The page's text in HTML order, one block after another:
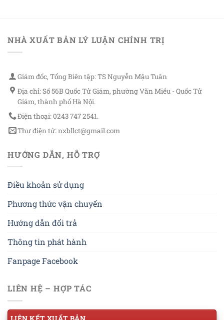
NHÀ XUẤT BẢN LÝ LUẬN CHÍNH TRỊ
Giám đốc, Tổng Biên tập: TS Nguyễn Mậu Tuân
Địa chỉ: Số 56B Quốc Tử Giám, phường Văn Miếu - Quốc Tử
Giám, thành phố Hà Nội.
Điện thoại: 0243 747 2541.
Thư điện tử: nxbllct@gmail.com
HƯỚNG DẪN, HỖ TRỢ
Điều khoản sử dụng
Phương thức vận chuyển
Hướng dẫn đổi trả
Thông tin phát hành
Fanpage Facebook
LIÊN HỆ – HỢP TÁC